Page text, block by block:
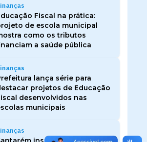
Fiscal na prática:
de escola municipal
como os tributos
a saúde pública
lança série para
projetos de Educação
desenvolvidos nas
municipais